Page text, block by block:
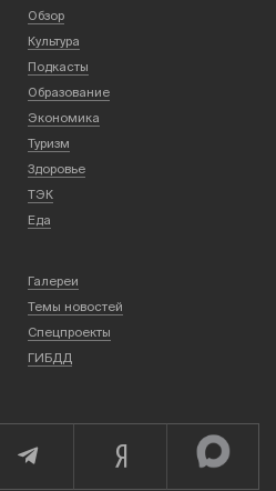
Обзор
Культура
Подкасты
Образование
Экономика
Туризм
Здоровье
ТЭК
Еда
Галереи
Темы новостей
Спецпроекты
ГИБДД